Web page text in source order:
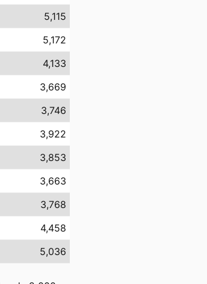
5,115
5,172
4,133
3,669
3,746
3,922
3,853
3,663
3,768
4,458
5,036